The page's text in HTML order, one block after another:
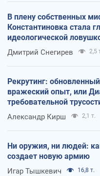
В плену собственных
Константиновка стала
идеологической
оккупантов
Дмитрий Снегирев 2,5
Рекрутинг:
вражеский опыт, или
требовательной
Александр Кирш 2,1 т.
Ни оружия, ни людей:
создает новую армию
Игар Тышкевич 16,8 т.